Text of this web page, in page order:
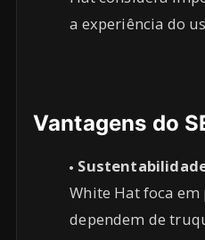
a experiência do
Vantagens do
White Hat foca
dependem de